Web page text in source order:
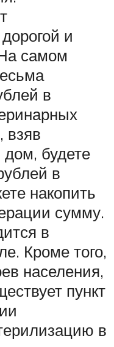
и
самом
в
взяв
дом, будете
в
накопить
сумму.
в
Кроме того,
населения,
пункт
в